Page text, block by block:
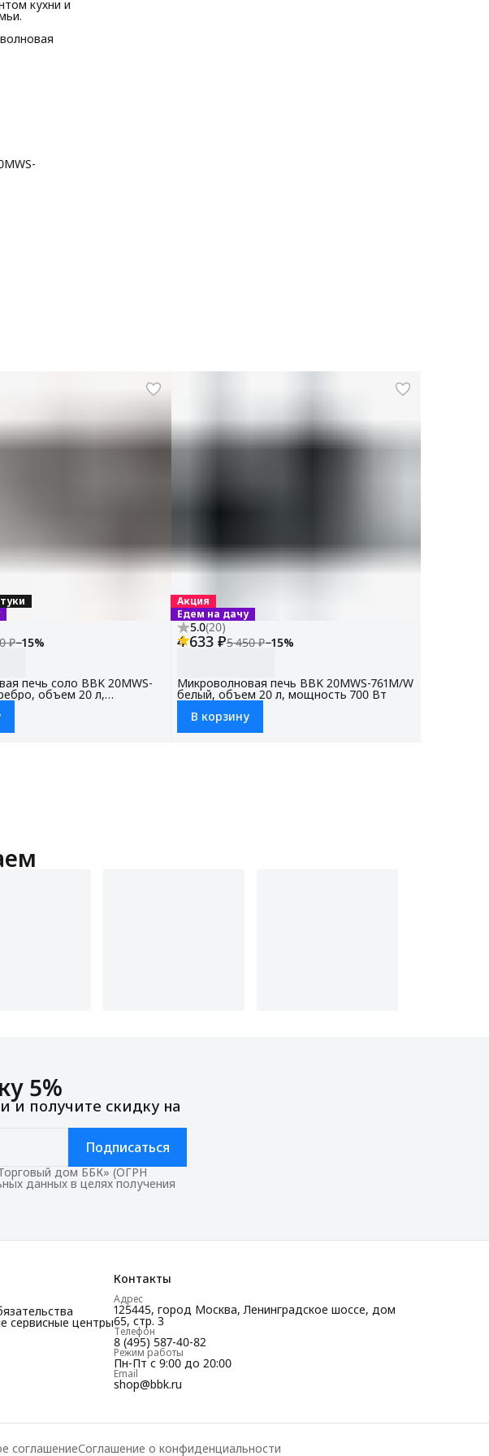
кухни и
₽−15%
печь соло BBK 20MWS-
объем 20 л,
Вт
Акция
Едем на дачу
5.0(20)
4 633 ₽5 450 ₽−15%
Микроволновая печь BBK 20MWS-761M/W
белый, объем 20 л, мощность 700 Вт
В корзину
5%
и получите скидку на
Подписаться
дом ББК» (ОГРН
данных в целях получения
сервисные центры
Контакты
Адрес
125445, город Москва, Ленинградское шоссе, дом
65, стр. 3
Телефон
8 (495) 587-40-82
Режим работы
Пн-Пт с 9:00 до 20:00
Email
shop@bbk.ru
соглашениеСоглашение о конфиденциальности